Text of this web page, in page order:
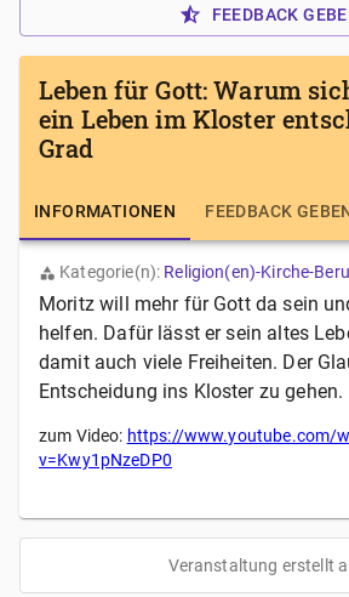
Leben für Gott: Warum
ein Leben im Kloster
Grad
INFORMATIONEN FEEDBACK
Kategorie(n): Religion(en)-Kirche-
Moritz will mehr für Gott da sein
helfen. Dafür lässt er sein altes
damit auch viele Freiheiten. Der
Entscheidung ins Kloster zu gehen.
zum Video: https://www.youtube.com/
v=Kwy1pNzeDP0
FEEDBACK
Veranstaltung erstellt